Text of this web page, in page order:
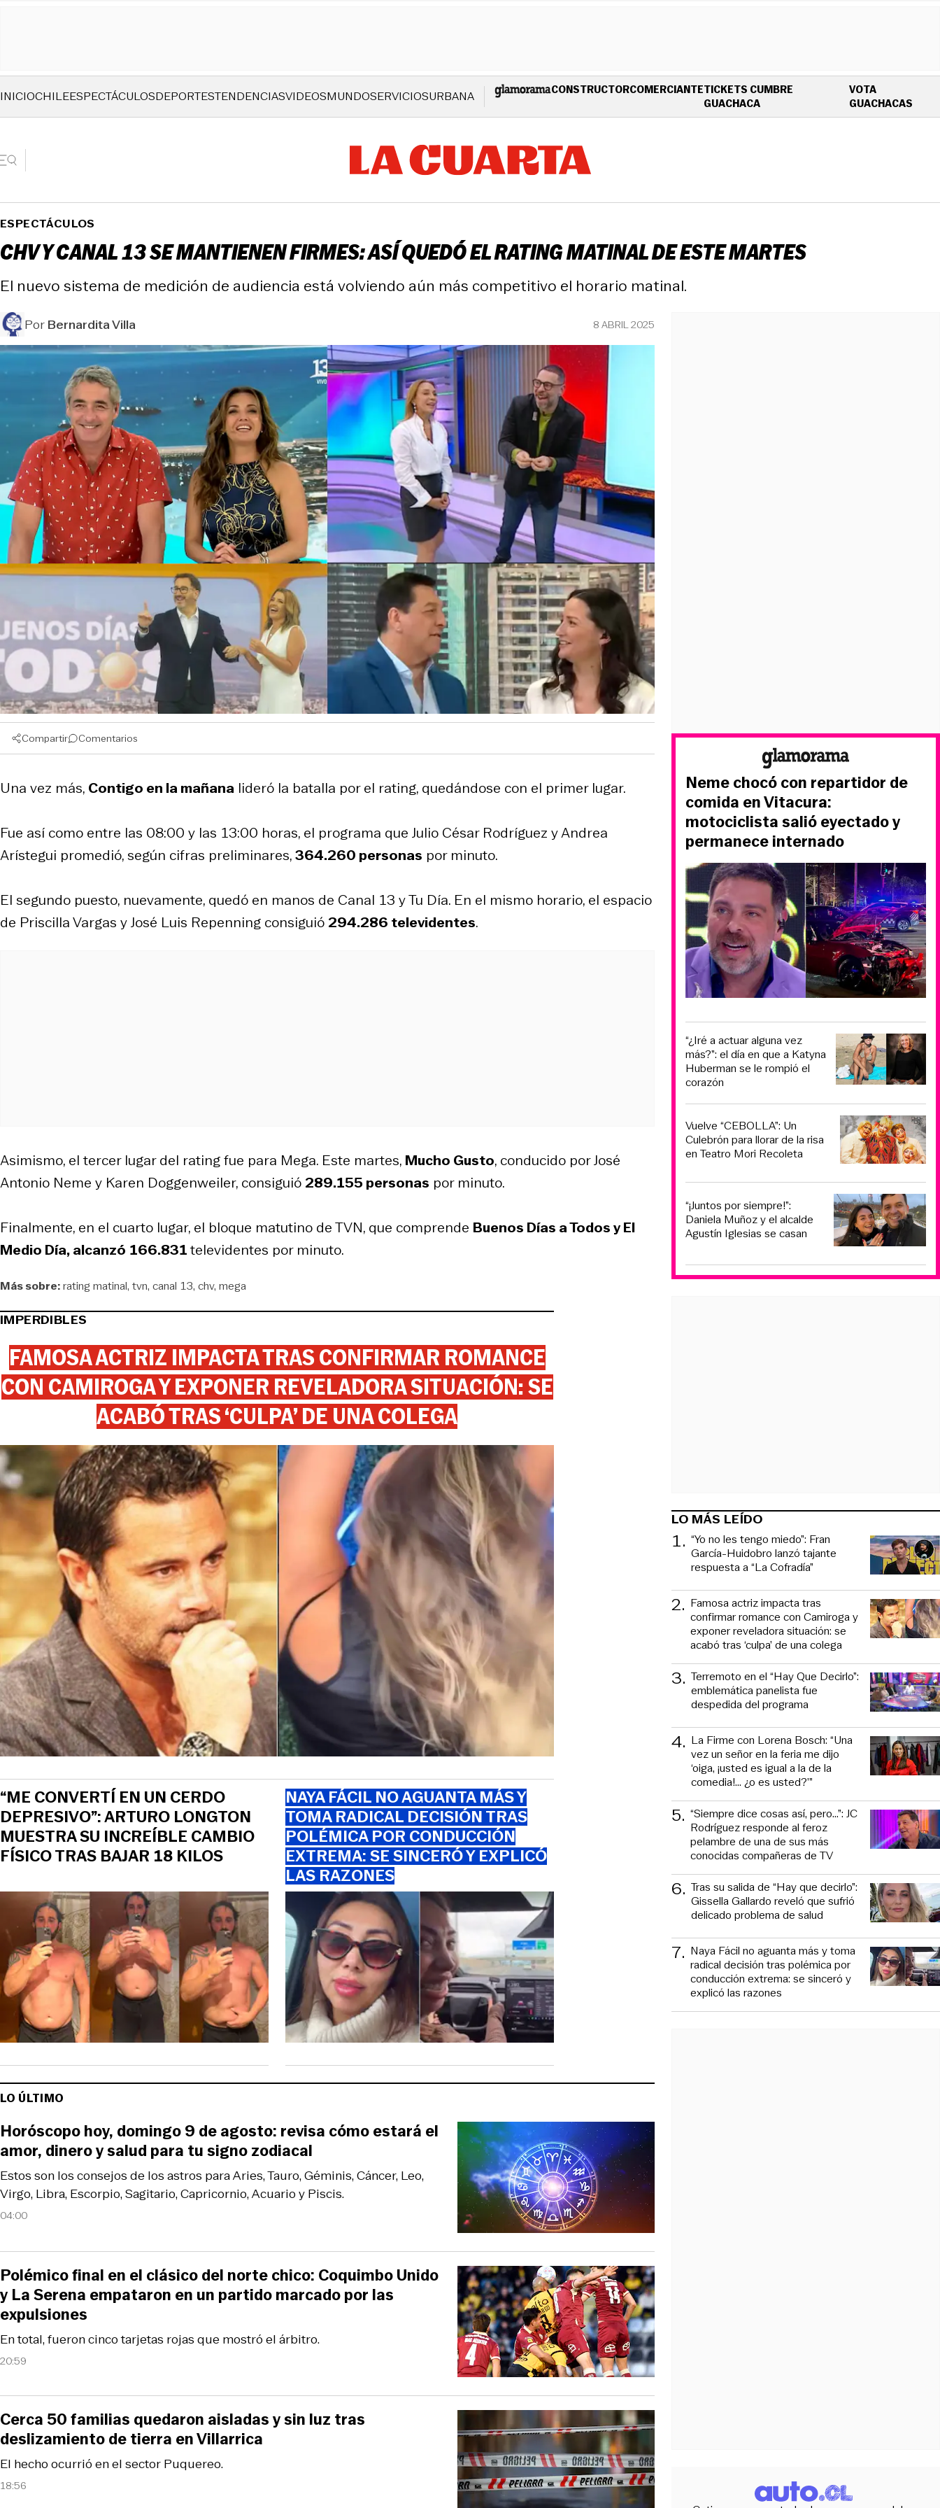
INICIOCHILEESPECTÁCULOSDEPORTESTENDENCIASVIDEOSMUNDOSERVICIOSURBANA CONSTRUCTORCOMERCIANTETICKETS CUMBRE
GUACHACAOPENS IN NEW WINDOW
VOTA
GUACHACAS
ESPECTÁCULOS
CHV Y CANAL 13 SE MANTIENEN FIRMES: ASÍ QUEDÓ EL RATING MATINAL DE ESTE MARTES
El nuevo sistema de medición de audiencia está volviendo aún más competitivo el horario matinal.
PorBernardita Villa 8 ABRIL 2025
Compartir Comentarios
Una vez más, Contigo en la mañana lideró la batalla por el rating, quedándose con el primer lugar.
Fue así como entre las 08:00 y las 13:00 horas, el programa que Julio César Rodríguez y Andrea
Arístegui promedió, según cifras preliminares,364.260 personas por minuto.
El segundo puesto, nuevamente, quedó en manos de Canal 13 y Tu Día. En el mismo horario, el espacio
de Priscilla Vargas y José Luis Repenning consiguió 294.286 televidentes.
Asimismo, el tercer lugar del rating fue para Mega. Este martes, Mucho Gusto, conducido por José
Antonio Neme y Karen Doggenweiler, consiguió 289.155 personas por minuto.
Finalmente, en el cuarto lugar, el bloque matutino de TVN, que comprende Buenos Días a Todos y El
Medio Día, alcanzó 166.831televidentes por minuto.
Más sobre:rating matinal tvn canal 13 chv mega
IMPERDIBLES
FAMOSA ACTRIZ IMPACTA TRAS CONFIRMAR ROMANCE
CON CAMIROGA Y EXPONER REVELADORA SITUACIÓN: SE
ACABÓ TRAS ‘CULPA’ DE UNA COLEGA
“ME CONVERTÍ EN UN CERDO
DEPRESIVO”: ARTURO LONGTON
MUESTRA SU INCREÍBLE CAMBIO
FÍSICO TRAS BAJAR 18 KILOS
NAYA FÁCIL NO AGUANTA MÁS Y
TOMA RADICAL DECISIÓN TRAS
POLÉMICA POR CONDUCCIÓN
EXTREMA: SE SINCERÓ Y EXPLICÓ
LAS RAZONES
LO ÚLTIMO
04:00
Estos son los consejos de los astros para Aries, Tauro, Géminis, Cáncer, Leo,
Virgo, Libra, Escorpio, Sagitario, Capricornio, Acuario y Piscis.
Horóscopo hoy, domingo 9 de agosto: revisa cómo estará el
amor, dinero y salud para tu signo zodiacal
20:59
En total, fueron cinco tarjetas rojas que mostró el árbitro.
Polémico final en el clásico del norte chico: Coquimbo Unido
y La Serena empataron en un partido marcado por las
expulsiones
18:56
El hecho ocurrió en el sector Puquereo.
Cerca 50 familias quedaron aisladas y sin luz tras
deslizamiento de tierra en Villarrica
Neme chocó con repartidor de
comida en Vitacura:
motociclista salió eyectado y
permanece internado
“¿Iré a actuar alguna vez
más?”: el día en que a Katyna
Huberman se le rompió el
corazón
Vuelve “CEBOLLA”: Un
Culebrón para llorar de la risa
en Teatro Mori Recoleta
“¡Juntos por siempre!”:
Daniela Muñoz y el alcalde
Agustín Iglesias se casan
LO MÁS LEÍDO
1. “Yo no les tengo miedo”: Fran
García-Huidobro lanzó tajante
respuesta a “La Cofradía”
2. Famosa actriz impacta tras
confirmar romance con Camiroga y
exponer reveladora situación: se
acabó tras ‘culpa’ de una colega
3. Terremoto en el “Hay Que Decirlo”:
emblemática panelista fue
despedida del programa
4. La Firme con Lorena Bosch: “Una
vez un señor en la feria me dijo
‘oiga, ¡usted es igual a la de la
comedia!... ¿o es usted?’”
5. “Siempre dice cosas así, pero...”: JC
Rodríguez responde al feroz
pelambre de una de sus más
conocidas compañeras de TV
6. Tras su salida de “Hay que decirlo”:
Gissella Gallardo reveló que sufrió
delicado problema de salud
7. Naya Fácil no aguanta más y toma
radical decisión tras polémica por
conducción extrema: se sinceró y
explicó las razones